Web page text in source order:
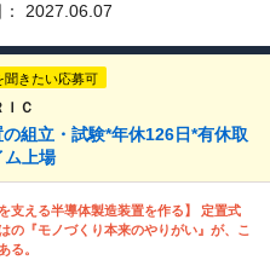
2027.06.07
聞きたい応募可
Ｃ
組立・試験*年休126日*有休取
ム上場
を支える半導体製造装置を作る】 定置式
の『モノづくり本来のやりがい』が、こ
る。